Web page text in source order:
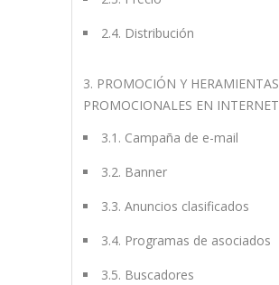
2.4. Distribución
3. PROMOCIÓN Y HERAMIENTAS
PROMOCIONALES EN INTERNET
3.1. Campaña de e-mail
3.2. Banner
3.3. Anuncios clasificados
3.4. Programas de asociados
3.5. Buscadores